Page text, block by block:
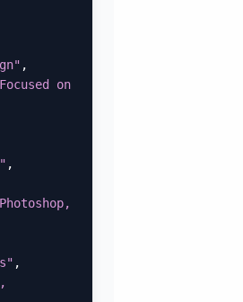
,
on
,
,